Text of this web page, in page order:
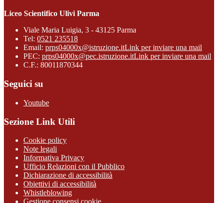
Liceo Scientifico Ulivi Parma
Viale Maria Luigia, 3 - 43125 Parma
Tel: 0521 235518
Email: prps04000x@istruzione.itLink per inviare una mail
PEC: prps04000x@pec.istruzione.itLink per inviare una mail
C.F.: 80011870344
Seguici su
Youtube
Sezione Link Utili
Cookie policy
Note legali
Informativa Privacy
Ufficio Relazioni con il Pubblico
Dichiarazione di accessibilità
Obiettivi di accessibilità
Whistleblowing